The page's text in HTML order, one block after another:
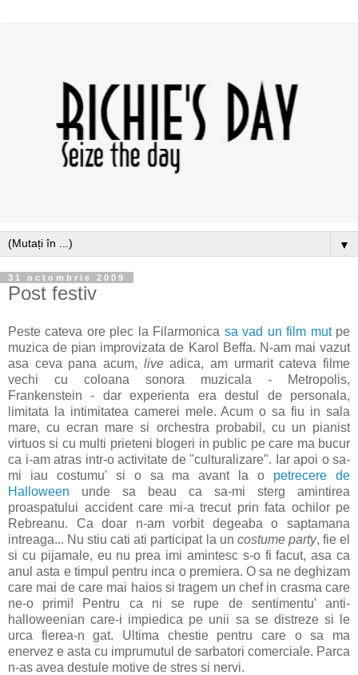
▼
31 octombrie 2009
Post festiv
Peste cateva ore plec la Filarmonica sa vad un film mutpe
muzica de pian improvizata de Karol Beffa. N-am mai vazut
asa ceva pana acum, liveadica, am urmarit cateva filme
vechi cu coloana sonora muzicala - Metropolis,
Frankenstein - dar experienta era destul de personala,
limitata la intimitatea camerei mele. Acum o sa fiu in sala
mare, cu ecran mare si orchestra probabil, cu un pianist
virtuos si cu multi prieteni blogeri in public pe care ma bucur
ca i-am atras intr-o activitate de "culturalizare". Iar apoi o sa-
mi iau costumu' si o sa ma avant la o petrecere de
Halloween unde sa beau ca sa-mi sterg amintirea
proaspatului accident care mi-a trecut prin fata ochilor pe
Rebreanu. Ca doar n-am vorbit degeaba o saptamana
intreaga... Nu stiu cati ati participat la un costume party, fie el
si cu pijamale, eu nu prea imi amintesc s-o fi facut, asa ca
anul asta e timpul pentru inca o premiera. O sa ne deghizam
care mai de care mai haios si tragem un chef in crasma care
ne-o primi! Pentru ca ni se rupe de sentimentu' anti-
halloweenian care-i impiedica pe unii sa se distreze si le
urca fierea-n gat. Ultima chestie pentru care o sa ma
enervez e asta cu imprumutul de sarbatori comerciale. Parca
n-as avea destule motive de stres si nervi.